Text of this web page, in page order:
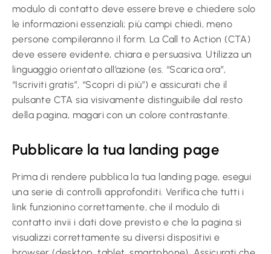
modulo di contatto deve essere breve e chiedere solo
le informazioni essenziali; più campi chiedi, meno
persone compileranno il form. La Call to Action (CTA)
deve essere evidente, chiara e persuasiva. Utilizza un
linguaggio orientato all’azione (es. “Scarica ora”,
“Iscriviti gratis”, “Scopri di più”) e assicurati che il
pulsante CTA sia visivamente distinguibile dal resto
della pagina, magari con un colore contrastante.
Pubblicare la tua landing page
Prima di rendere pubblica la tua landing page, esegui
una serie di controlli approfonditi. Verifica che tutti i
link funzionino correttamente, che il modulo di
contatto invii i dati dove previsto e che la pagina si
visualizzi correttamente su diversi dispositivi e